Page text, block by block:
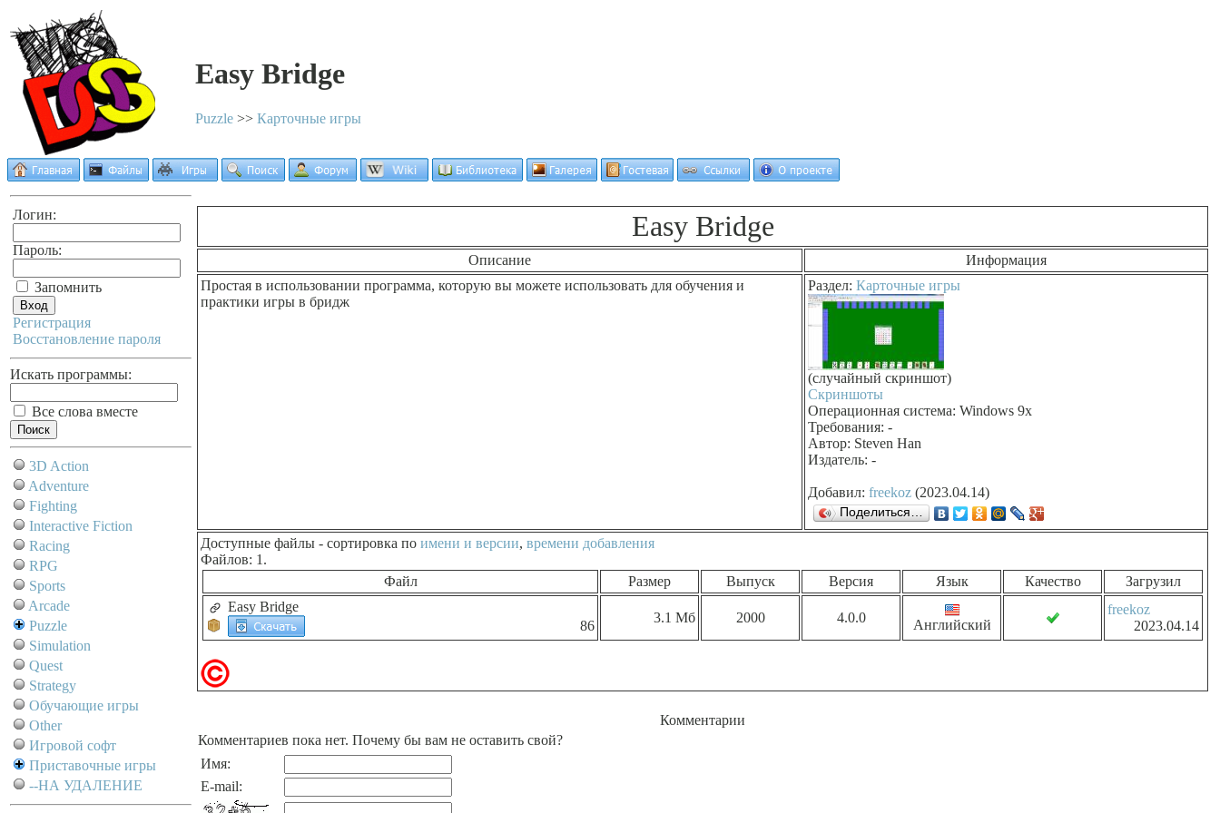
Easy Bridge
Puzzle >> Карточные игры
Логин:
Пароль:
Запомнить
Регистрация
Восстановление пароля
Искать программы:
Все слова вместе
3D Action
Adventure
Fighting
Interactive Fiction
Racing
RPG
Sports
Arcade
Puzzle
Simulation
Quest
Strategy
Обучающие игры
Other
Игровой софт
Приставочные игры
--НА УДАЛЕНИЕ
Easy Bridge
Описание
Информация
Простая в использовании программа, которую вы можете использовать для обучения и
практики игры в бридж
Раздел: Карточные игры
(случайный скриншот)
Скриншоты
Операционная система: Windows 9x
Требования: -
Автор: Steven Han
Издатель: -
Добавил: freekoz (2023.04.14)
Поделиться…
Доступные файлы - сортировка по имени и версии, времени добавления
Файлов: 1.
Файл
Размер Выпуск Версия Язык Качество
Загрузил
Easy Bridge
86
3.1 Мб 2000 4.0.0 Английский
freekoz
2023.04.14
Комментарии
Комментариев пока нет. Почему бы вам не оставить свой?
Имя:
E-mail: